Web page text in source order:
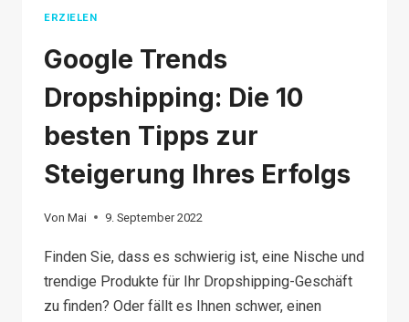
ERZIELEN
Google Trends
Dropshipping: Die 10
besten Tipps zur
Steigerung Ihres Erfolgs
Von Mai 9. September 2022
Finden Sie, dass es schwierig ist, eine Nische und
trendige Produkte für Ihr Dropshipping-Geschäft
zu finden? Oder fällt es Ihnen schwer, einen